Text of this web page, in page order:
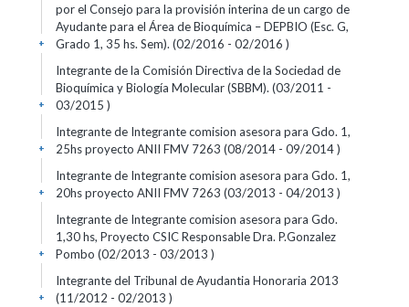
por el Consejo para la provisión interina de un cargo de
Ayudante para el Área de Bioquímica – DEPBIO (Esc. G,
Grado 1, 35 hs. Sem). (02/2016 - 02/2016 )
+
Integrante de la Comisión Directiva de la Sociedad de
Bioquímica y Biología Molecular (SBBM). (03/2011 -
03/2015 )
+
Integrante de Integrante comision asesora para Gdo. 1,
25hs proyecto ANII FMV 7263 (08/2014 - 09/2014 )
+
Integrante de Integrante comision asesora para Gdo. 1,
20hs proyecto ANII FMV 7263 (03/2013 - 04/2013 )
+
Integrante de Integrante comision asesora para Gdo.
1,30 hs, Proyecto CSIC Responsable Dra. P.Gonzalez
Pombo (02/2013 - 03/2013 )
+
Integrante del Tribunal de Ayudantia Honoraria 2013
(11/2012 - 02/2013 )
+